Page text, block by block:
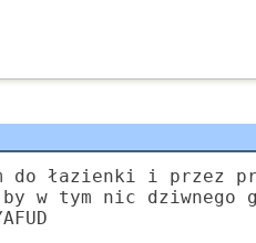
do łazienki i przez
w tym nic dziwnego